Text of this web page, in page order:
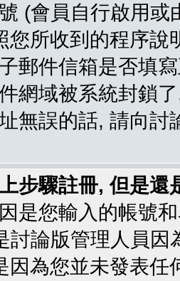
(會員自行啟用
您所收到的程序
郵件信箱是否填
網域被系統封鎖
無誤的話, 請向
步驟註冊, 但是還
是您輸入的帳號
討論版管理人員
因為您並未發表